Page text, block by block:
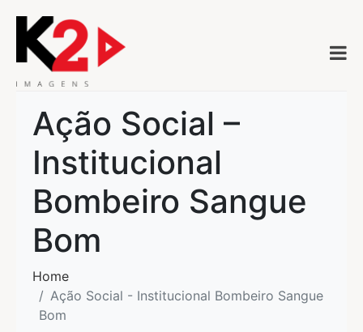
Ação Social –
Institucional
Bombeiro Sangue
Bom
Home
Ação Social - Institucional Bombeiro Sangue
Bom